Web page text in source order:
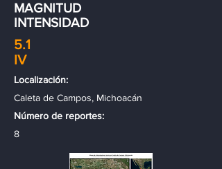
MAGNITUD
INTENSIDAD
5.1
IV
Localización:
Caleta de Campos, Michoacán
Número de reportes:
8